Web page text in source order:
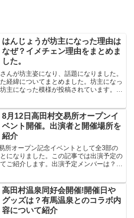
はんじょうが坊主になった理由は
なぜ？イメチェン理由をまとめま
した。
んが坊主姿になり、話題になりました。
経緯についてまとめました。坊主になっ
主になった模様が投稿されています。く
8月12日高田村交易所オープンイ
ベント開催。出演者と開催場所を
紹介
所オープン記念イベントとして全3部の
になりました。この記事では出演予定の
ご紹介します。出演予定メンバーは？今
高田村温泉同好会開催!開催日や
グッズは？有馬温泉とのコラボ内
容について紹介